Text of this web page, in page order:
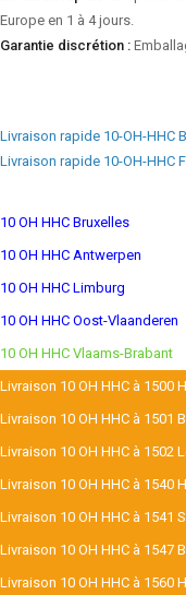
Europe en 1 à 4 jours.
Garantie discrétion :
Livraison rapide 10-OH-HHC
Livraison rapide 10-OH-HHC
10 OH HHC Bruxelles
10 OH HHC Antwerpen
10 OH HHC Limburg
10 OH HHC Oost-Vlaanderen
10 OH HHC Vlaams-Brabant
Livraison 10 OH HHC à 1500
Livraison 10 OH HHC à 1501
Livraison 10 OH HHC à 1502
Livraison 10 OH HHC à 1540
Livraison 10 OH HHC à 1541
Livraison 10 OH HHC à 1547
Livraison 10 OH HHC à 1560